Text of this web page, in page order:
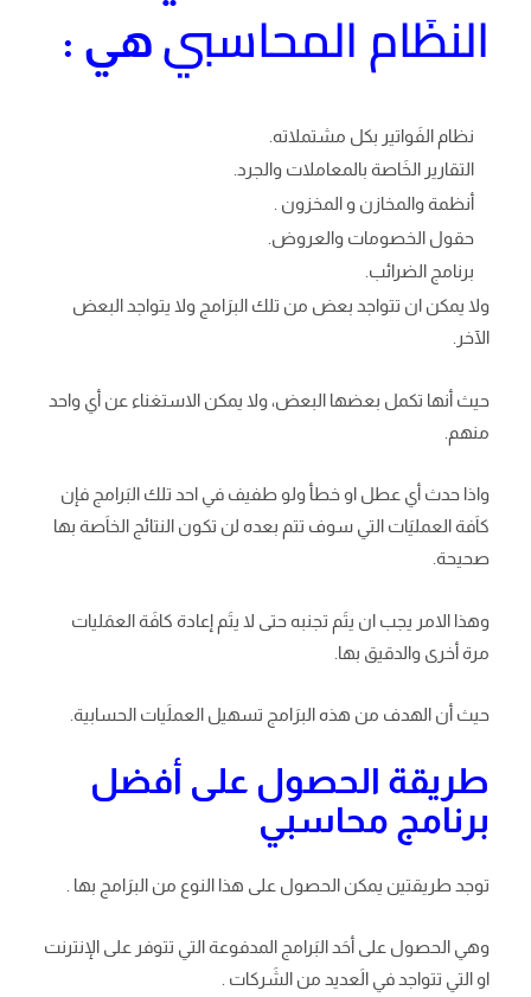
النظَام المحاسبي هي :
نظام الفَواتير بكل مشتملاته.
التقارير الخَاصة بالمعاملات والجرد.
أنظمة والمخازن و المخزون .
حقول الخصومات والعروض.
برنامج الضرائب.
ولا يمكن ان تتواجد بعض من تلك البرَامج ولا يتواجد البعض
الآخر.
حيث أنها تكمل بعضها البعض، ولا يمكن الاستغناء عن أي واحد
منهم.
واذا حدث أي عطل او خطأ ولو طفيف في احد تلك البَرامج فإن
كاَفة العمليَات التي سوف تتم بعده لن تكون النتائج الخاَصة بها
صحيحة.
وهذا الامر يجب ان يتَم تجنبه حتى لا يتَم إعادة كافَة العمَليات
مرة أخرى والدقيق بها.
حيث أن الهدف من هذه البرَامج تسهيل العملَيات الحسابية.
طريقة الحصول على أفضل
برنامج محاسبي
توجد طريقتين يمكن الحصول على هذا النوع من البرَامج بها .
وهي الحصول على أحَد البَرامج المدفوعة التي تتوفر على الإنترنت
او التي تتواجد في الَعديد من الشَركات .